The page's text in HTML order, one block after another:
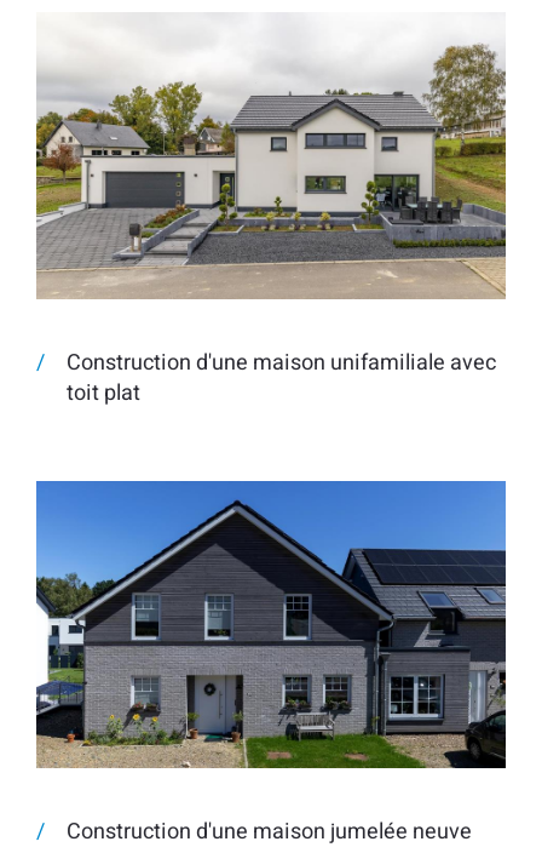
Construction d'une maison unifamiliale avec
toit plat
Construction d'une maison jumelée neuve